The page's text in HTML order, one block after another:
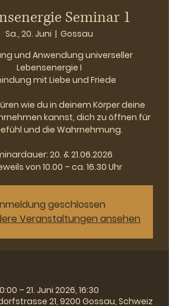
Seminar 1
Sa., 20. Juni
  |
Gossau
und Anwendung universeller
Lebensenergie I
mit Liebe und Friede
wie du in deinem Körper deine
kannst, dich zu öffnen für
und die Wahrnehmung.
20. & 21.06.2026
von 10.00 – ca. 16.30 Uhr
geschlossen
Veranstaltungen ansehen
– 21. Juni 2026, 16:30
21, 9200 Gossau, Schweiz